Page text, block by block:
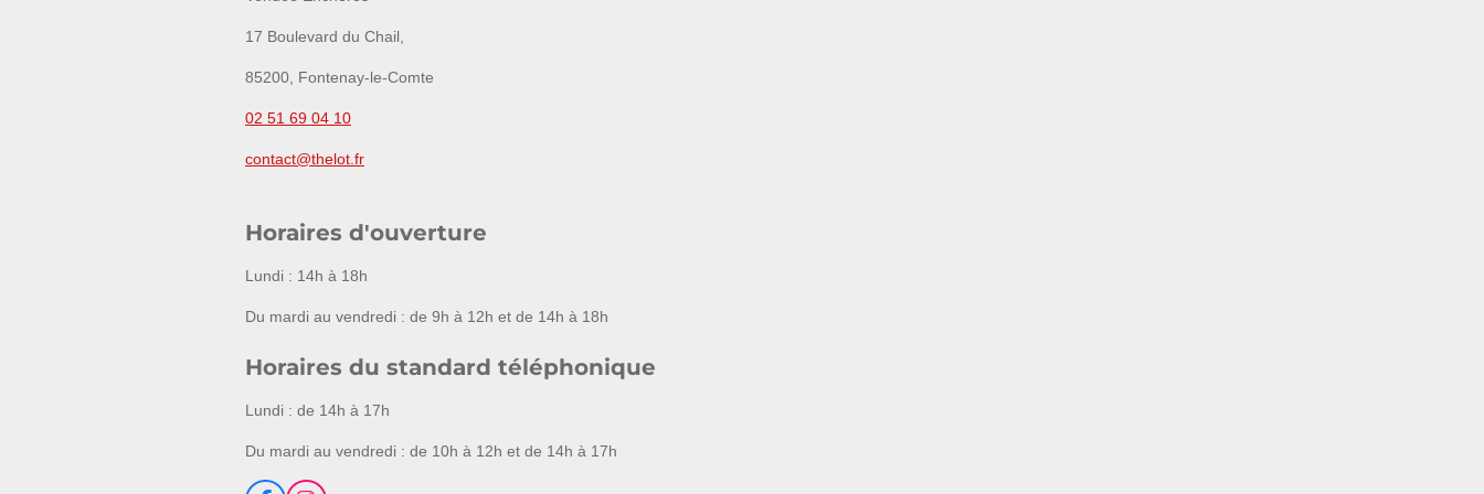
17 Boulevard du Chail,
85200, Fontenay-le-Comte
02 51 69 04 10
contact@thelot.fr
Horaires d'ouverture
Lundi : 14h à 18h
Du mardi au vendredi : de 9h à 12h et de 14h à 18h
Horaires du standard téléphonique
Lundi : de 14h à 17h
Du mardi au vendredi : de 10h à 12h et de 14h à 17h